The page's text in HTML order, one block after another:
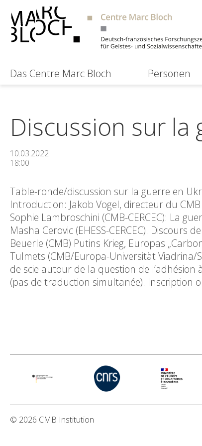
Das Centre Marc Bloch Personen
Discussion sur la
10.03.2022
18:00
Table-ronde/discussion sur la guerre en
Introduction: Jakob Vogel, directeur du
Sophie Lambroschini (CMB-CERCEC): La
Masha Cerovic (EHESS-CERCEC).
Beuerle (CMB) Putins Krieg, Europas
Tulmets (CMB/Europa-Universität Viadrina/
de scie autour de la question de l’adhésion
(pas de traduction simultanée). Inscription
© 2026 CMB Institution